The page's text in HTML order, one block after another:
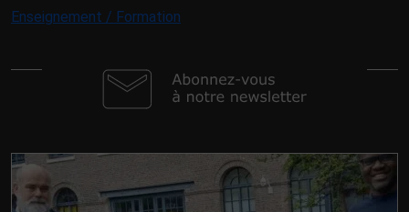
Enseignement / Formation